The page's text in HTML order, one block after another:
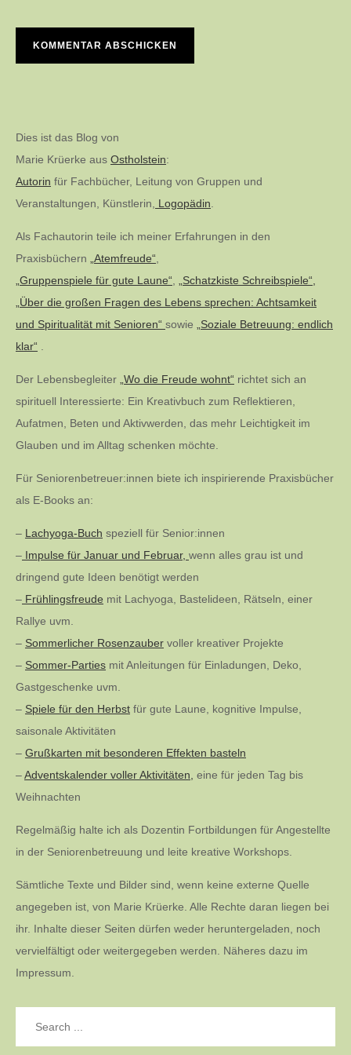
Dies ist das Blog von
Marie Krüerke aus Ostholstein:
Autorin für Fachbücher, Leitung von Gruppen und
Veranstaltungen, Künstlerin,
Logopädin
Als Fachautorin teile ich meiner Erfahrungen in den
Praxisbüchern
„Atemfreude“
„Gruppenspiele für gute Laune“
„Schatzkiste Schreibspiele“,
„Über die großen Fragen des Lebens sprechen: Achtsamkeit
und Spiritualität mit Senioren“ sowie
„Soziale Betreuung: endlich
klar“
Der Lebensbegleiter „Wo die Freude wohnt“ richtet sich an
spirituell Interessierte: Ein Kreativbuch zum Reflektieren,
Aufatmen, Beten und Aktivwerden, das mehr Leichtigkeit im
Glauben und im Alltag schenken möchte.
Für Seniorenbetreuer:innen biete ich inspirierende Praxisbücher
als E-Books an:
– Lachyoga-Buch speziell für Senior:innen
– Impulse für Januar und Februar, wenn alles grau ist und
dringend gute Ideen benötigt werden
– Frühlingsfreude mit Lachyoga, Bastelideen, Rätseln, einer
Rallye uvm.
– Sommerlicher Rosenzauber voller kreativer Projekte
– Sommer-Parties mit Anleitungen für Einladungen, Deko,
Gastgeschenke uvm.
– Spiele für den Herbst für gute Laune, kognitive Impulse,
saisonale Aktivitäten
– Grußkarten mit besonderen Effekten basteln
–Adventskalender voller Aktivitäten, eine für jeden Tag bis
Weihnachten
Regelmäßig halte ich als Dozentin Fortbildungen für Angestellte
in der Seniorenbetreuung und leite kreative Workshops.
Sämtliche Texte und Bilder sind, wenn keine externe Quelle
angegeben ist, von Marie Krüerke. Alle Rechte daran liegen bei
ihr. Inhalte dieser Seiten dürfen weder heruntergeladen, noch
vervielfältigt oder weitergegeben werden. Näheres dazu im
Impressum.